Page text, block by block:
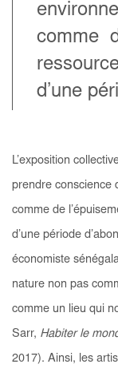
comme
d’une
L’exposition
prendre conscience
comme de
d’une période
économiste
nature non pas
comme un lieu qui
Sarr, Habiter le
2017). Ainsi, les